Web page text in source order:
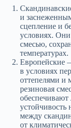
и
сцепление и
условиях.
смесью,
температурах.
Европейские
в условиях
оттепелями и
резиновая
между
от